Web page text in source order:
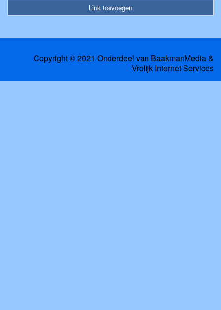
Link toevoegen
Copyright © 2021 Onderdeel van BaakmanMedia&
Vrolijk Internet Services